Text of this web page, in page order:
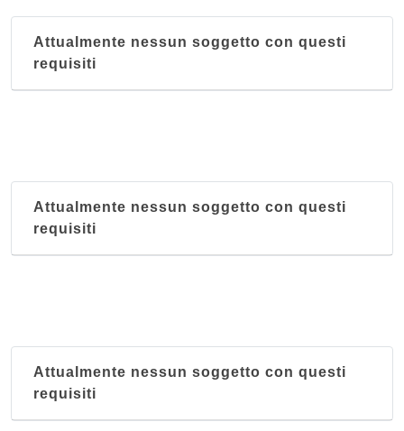
Attualmente nessun soggetto con questi
requisiti
Attualmente nessun soggetto con questi
requisiti
Attualmente nessun soggetto con questi
requisiti